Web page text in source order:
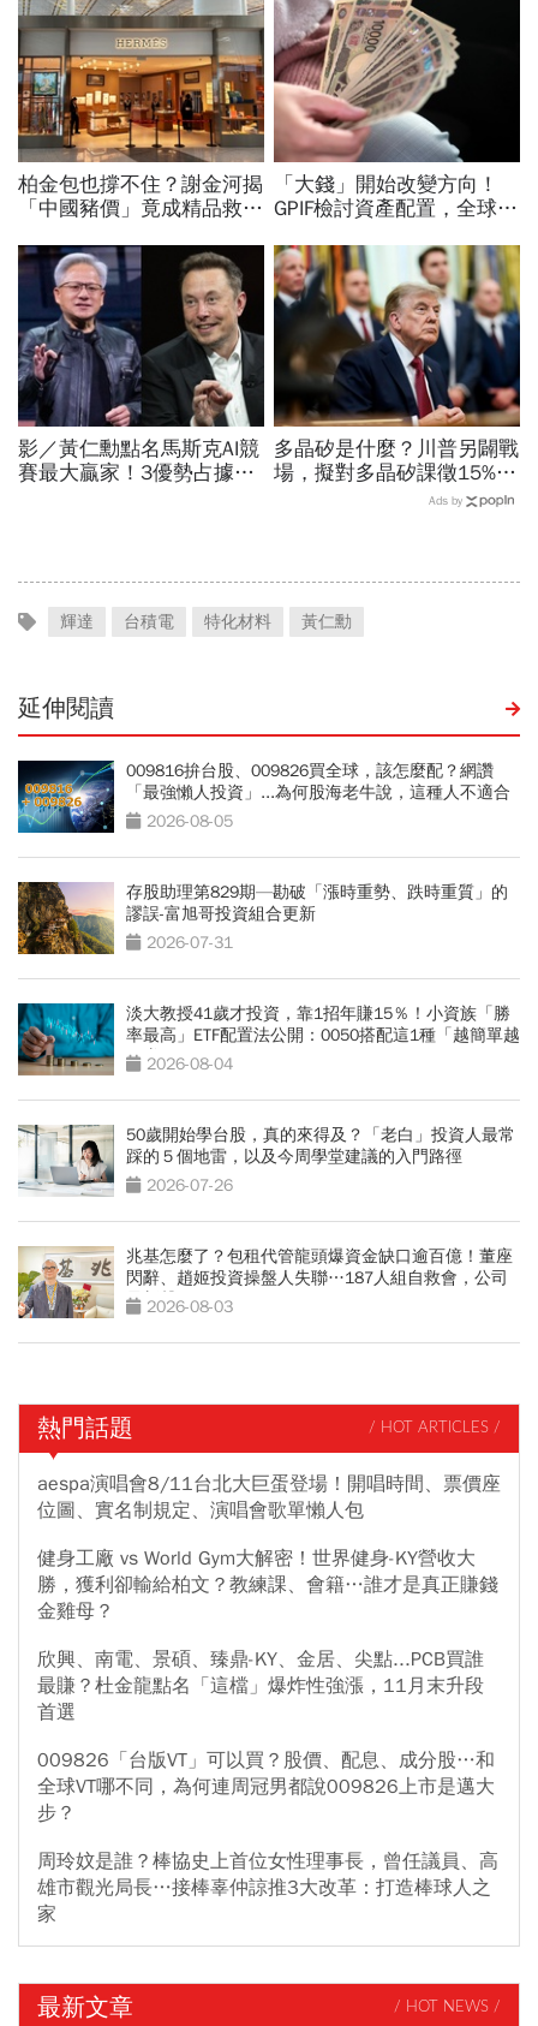
柏金包也撐不住？謝金河揭
「中國豬價」竟成精品救命
要繼續等下去
「大錢」開始改變方向！
GPIF檢討資產配置，全球資
影／黃仁勳點名馬斯克AI競
賽最大贏家！3優勢占據重
多晶矽是什麼？川普另闢戰
場，擬對多晶矽課徵15%關
稅…劍指中國？晶片與太陽
Ads by
輝達 台積電 特化材料 黃仁勳
延伸閱讀
009816拚台股、009826買全球，該怎麼配？網讚
「最強懶人投資」...為何股海老牛說，這種人不適合
買？2026-08-05
存股助理第829期—勘破「漲時重勢、跌時重質」的
謬誤-富旭哥投資組合更新
2026-07-31
淡大教授41歲才投資，靠1招年賺15％！小資族「勝
率最高」ETF配置法公開：0050搭配這1種「越簡單越
好賺」
2026-08-04
50歲開始學台股，真的來得及？「老白」投資人最常
踩的５個地雷，以及今周學堂建議的入門路徑
2026-07-26
兆基怎麼了？包租代管龍頭爆資金缺口逾百億！董座
閃辭、趙姬投資操盤人失聯…187人組自救會，公司
最新聲明
2026-08-03
熱門話題 / HOT ARTICLES /
aespa演唱會8/11台北大巨蛋登場！開唱時間、票價座
位圖、實名制規定、演唱會歌單懶人包
健身工廠 vs World Gym大解密！世界健身-KY營收大
勝，獲利卻輸給柏文？教練課、會籍…誰才是真正賺錢
金雞母？
欣興、南電、景碩、臻鼎-KY、金居、尖點...PCB買誰
最賺？杜金龍點名「這檔」爆炸性強漲，11月末升段
首選
009826「台版VT」可以買？股價、配息、成分股…和
全球VT哪不同，為何連周冠男都說009826上市是邁大
步？
周玲妏是誰？棒協史上首位女性理事長，曾任議員、高
雄市觀光局長…接棒辜仲諒推3大改革：打造棒球人之
家
最新文章 / HOT NEWS /